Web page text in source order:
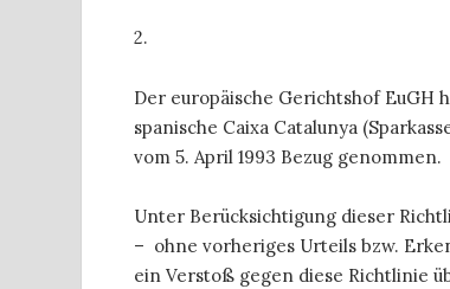
2.
Der europäische Gerichtshof EuGH
spanische Caixa Catalunya
vom 5. April 1993 Bezug genommen.
Unter Berücksichtigung dieser
– ohne vorheriges Urteils bzw.
ein Verstoß gegen diese Richtlinie